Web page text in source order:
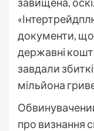
документи,
державні
завдали
мільйона
про визнання